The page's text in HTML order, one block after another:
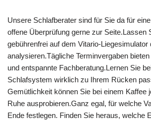
Unsere Schlafberater sind für Sie da für
offene Überprüfung gerne zur Seite.Lassen
gebührenfrei auf dem Vitario-Liegesimulator
analysieren.Tägliche Terminvergaben
und entspannte Fachberatung.Lernen Sie
Schlafsystem wirklich zu Ihrem Rücken
Gemütlichkeit können Sie bei einem Kaffee
Ruhe ausprobieren.Ganz egal, für welche
Ende festlegen. Finden Sie heraus, welche